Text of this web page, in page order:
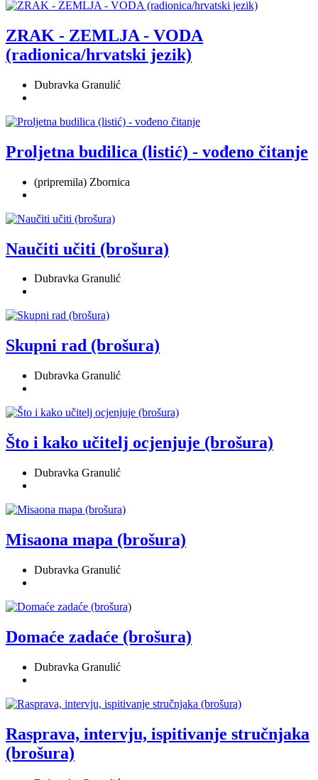
ZRAK - ZEMLJA - VODA
(radionica/hrvatski jezik)
Dubravka Granulić
Proljetna budilica (listić) - vođeno čitanje
(pripremila) Zbornica
Naučiti učiti (brošura)
Dubravka Granulić
Skupni rad (brošura)
Dubravka Granulić
Što i kako učitelj ocjenjuje (brošura)
Dubravka Granulić
Misaona mapa (brošura)
Dubravka Granulić
Domaće zadaće (brošura)
Dubravka Granulić
Rasprava, intervju, ispitivanje stručnjaka
(brošura)